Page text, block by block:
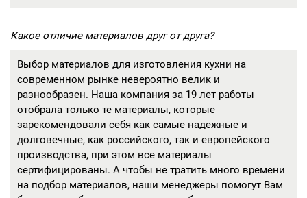
Какое отличие материалов друг от друга?
Выбор материалов для изготовления кухни на
современном рынке невероятно велик и
разнообразен. Наша компания за 19 лет работы
отобрала только те материалы, которые
зарекомендовали себя как самые надежные и
долговечные, как российского, так и европейского
производства, при этом все материалы
сертифицированы. А чтобы не тратить много времени
на подбор материалов, наши менеджеры помогут Вам